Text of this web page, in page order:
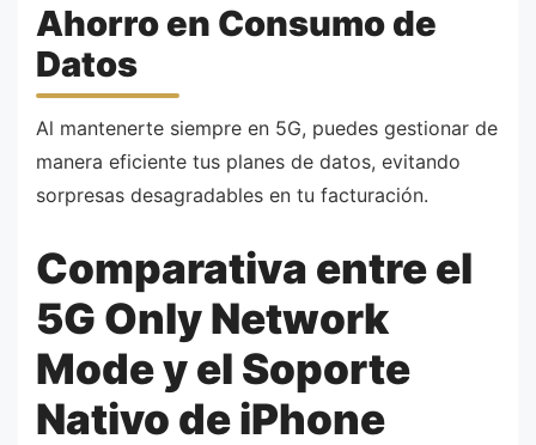
Ahorro en Consumo de
Datos
Al mantenerte siempre en 5G, puedes gestionar de
manera eficiente tus planes de datos, evitando
sorpresas desagradables en tu facturación.
Comparativa entre el
5G Only Network
Mode y el Soporte
Nativo de iPhone